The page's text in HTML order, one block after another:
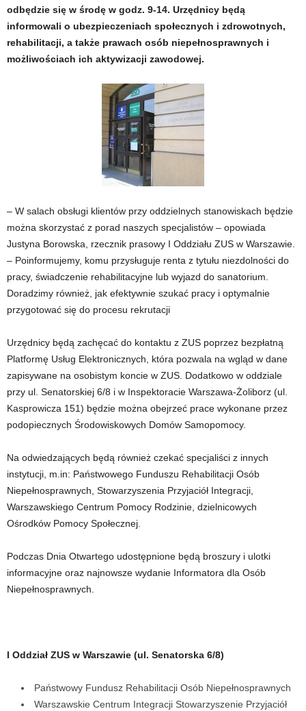
odbędzie się w środę w godz. 9-14. Urzędnicy będą
informowali o ubezpieczeniach społecznych i zdrowotnych,
rehabilitacji, a także prawach osób niepełnosprawnych i
możliwościach ich aktywizacji zawodowej.
– W salach obsługi klientów przy oddzielnych stanowiskach będzie
można skorzystać z porad naszych specjalistów – opowiada
Justyna Borowska, rzecznik prasowy I Oddziału ZUS w Warszawie.
– Poinformujemy, komu przysługuje renta z tytułu niezdolności do
pracy, świadczenie rehabilitacyjne lub wyjazd do sanatorium.
Doradzimy również, jak efektywnie szukać pracy i optymalnie
przygotować się do procesu rekrutacji
Urzędnicy będą zachęcać do kontaktu z ZUS poprzez bezpłatną
Platformę Usług Elektronicznych, która pozwala na wgląd w dane
zapisywane na osobistym koncie w ZUS. Dodatkowo w oddziale
przy ul. Senatorskiej 6/8 i w Inspektoracie Warszawa-Żoliborz (ul.
Kasprowicza 151) będzie można obejrzeć prace wykonane przez
podopiecznych Środowiskowych Domów Samopomocy.
Na odwiedzających będą również czekać specjaliści z innych
instytucji, m.in: Państwowego Funduszu Rehabilitacji Osób
Niepełnosprawnych, Stowarzyszenia Przyjaciół Integracji,
Warszawskiego Centrum Pomocy Rodzinie, dzielnicowych
Ośrodków Pomocy Społecznej.
Podczas Dnia Otwartego udostępnione będą broszury i ulotki
informacyjne oraz najnowsze wydanie Informatora dla Osób
Niepełnosprawnych.
I Oddział ZUS w Warszawie (ul. Senatorska 6/8)
Państwowy Fundusz Rehabilitacji Osób Niepełnosprawnych
Warszawskie Centrum Integracji Stowarzyszenie Przyjaciół